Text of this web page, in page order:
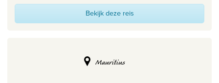
Bekijk deze reis
Mauritius